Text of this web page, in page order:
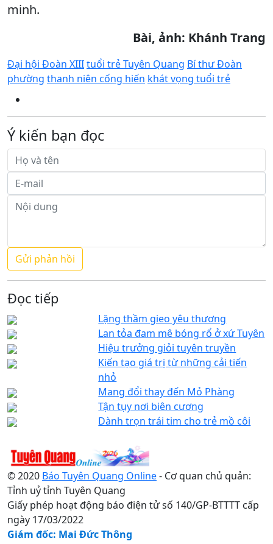
minh.
Bài, ảnh: Khánh Trang
Đại hội Đoàn XIIItuổi trẻ Tuyên Quang Bí thư Đoàn
phường thanh niên cống hiến khát vọng tuổi trẻ
Ý kiến bạn đọc
Đọc tiếp
Lặng thầm gieo yêu thương
Lan tỏa đam mê bóng rổ ở xứ Tuyên
Hiệu trưởng giỏi tuyên truyền
Kiến tạo giá trị từ những cải tiến
nhỏ
Mang đổi thay đến Mỏ Phàng
Tận tụy nơi biên cương
Dành trọn trái tim cho trẻ mồ côi
© 2020 Báo Tuyên Quang Online- Cơ quan chủ quản:
Tỉnh uỷ tỉnh Tuyên Quang
Giấy phép hoạt động báo điện tử số 140/GP-BTTTT cấp
ngày 17/03/2022
Giám đốc: Mai Đức Thông